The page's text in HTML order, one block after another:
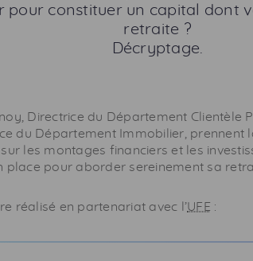
pour constituer un capital dont
retraite ?
Décryptage.
Directrice du Département Clientèle
du Département Immobilier, prennent
les montages financiers et les
place pour aborder sereinement sa
réalisé en partenariat avec l’UFE :